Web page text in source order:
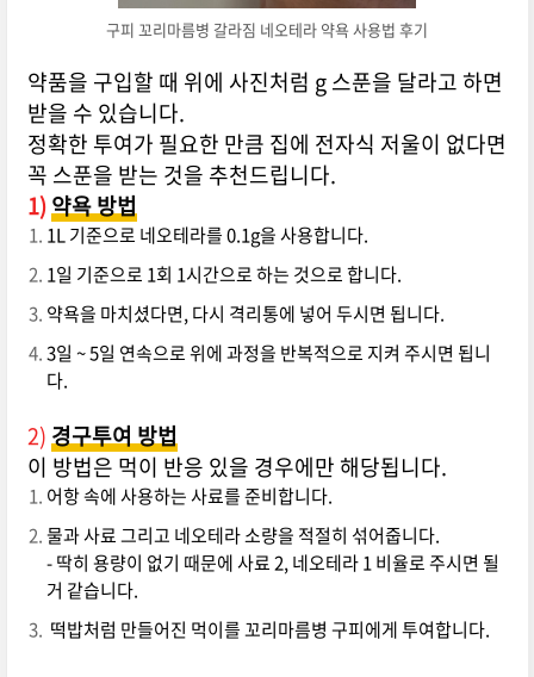
구피 꼬리마름병 갈라짐 네오테라 약욕 사용법 후기
약품을 구입할 때 위에 사진처럼 g 스푼을 달라고 하면
받을 수 있습니다.
정확한 투여가 필요한 만큼 집에 전자식 저울이 없다면
꼭 스푼을 받는 것을 추천드립니다.
1)약욕 방법
1L 기준으로 네오테라를 0.1g을 사용합니다.
1일 기준으로 1회 1시간으로 하는 것으로 합니다.
약욕을 마치셨다면, 다시 격리통에 넣어 두시면 됩니다.
3일 ~ 5일 연속으로 위에 과정을 반복적으로 지켜 주시면 됩니
다.
2)경구투여 방법
이 방법은 먹이 반응 있을 경우에만 해당됩니다.
어항 속에 사용하는 사료를 준비합니다.
물과 사료 그리고 네오테라 소량을 적절히 섞어줍니다.
- 딱히 용량이 없기 때문에 사료 2, 네오테라 1 비율로 주시면 될
거 같습니다.
떡밥처럼 만들어진 먹이를 꼬리마름병 구피에게 투여합니다.